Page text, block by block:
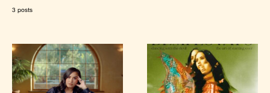
3 posts